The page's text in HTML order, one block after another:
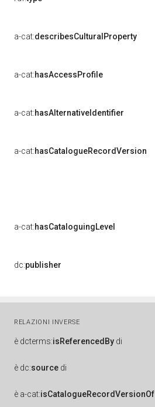
a-cat:describesCulturalProperty
a-cat:hasAccessProfile
a-cat:hasAlternativeIdentifier
a-cat:hasCatalogueRecordVersion
a-cat:hasCataloguingLevel
dc:publisher
RELAZIONI INVERSE
è dcterms:isReferencedBy di
è dc:source di
è a-cat:isCatalogueRecordVersionOf